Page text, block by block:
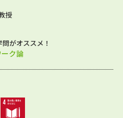
授
がオススメ！
ク論